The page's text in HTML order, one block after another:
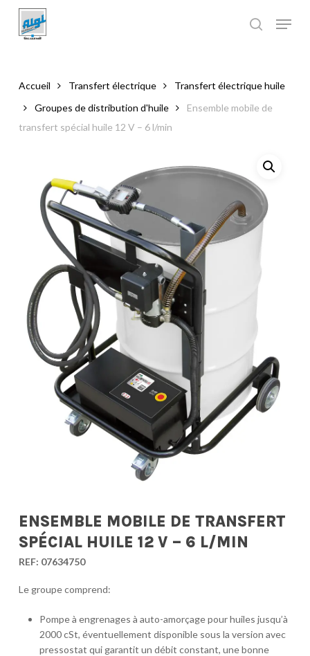
main
Accueil Transfert électrique
Transfert électrique huile
Groupes de distribution d'huile
Ensemble mobile de
transfert spécial huile 12 V – 6 l/min
ENSEMBLE MOBILE DE TRANSFERT
SPÉCIAL HUILE 12 V – 6 L/MIN
REF: 07634750
Le groupe comprend:
Pompe à engrenages à auto-amorçage pour huiles jusqu’à
2000 cSt, éventuellement disponible sous la version avec
pressostat qui garantit un débit constant, une bonne